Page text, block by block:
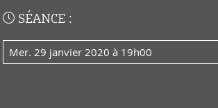
SÉANCE :
mer. 29 janvier 2020 à 19h00